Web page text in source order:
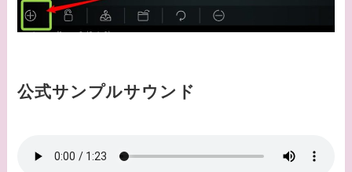
公式サンプルサウンド